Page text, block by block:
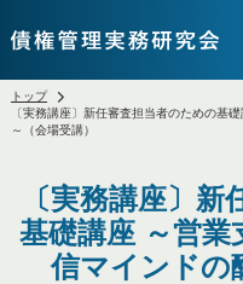
トップ
〔実務講座〕新任審査担当者のための基
～（会場受講）
〔実務講座〕
基礎講座 ～営業
信マインドの